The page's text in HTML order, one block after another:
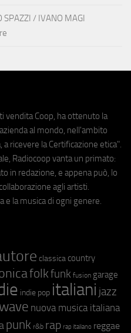
SPAZZI / IVANO MAGI
vendita Coop, ha ottenuto la
al mondo, nell'ambito
ricevere la Certificazione etica".
Radiocoop vanta un primato:
in redazione, e appena può, lo
agli artisti.
e la musica di ogni genere.
classica country
folkfunk fusion garage
indie pop italiani jazz
nuova musica italiana
punk r&b rap rap italiano reggae